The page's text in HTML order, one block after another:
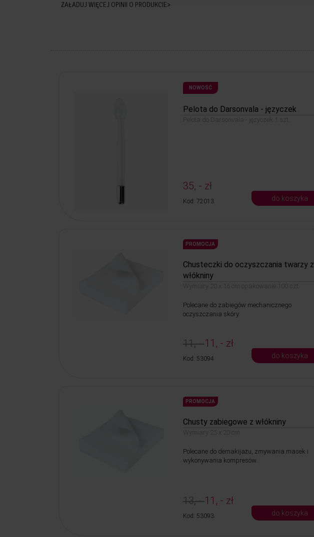
ZAŁADUJ WIĘCEJ OPINII O PRODUKCIE>
NOWOŚĆ
Pelota do Darsonvala - języczek
Pelota do Darsonvala - języczek 1 szt.
35, - zł
Kod: 72013 do koszyka
PROMOCJA
Chusteczki do oczyszczania twarzy z
włókniny
Wymiary 20 x 16 cm opakowanie 100 szt.
Polecane do zabiegów mechanicznego
oczyszczania skóry.
11, -11, - zł
Kod: 53094 do koszyka
PROMOCJA
Chusty zabiegowe z włókniny
Wymiary 25 x 20 cm
Polecane do demakijażu, zmywania masek i
wykonywania kompresów.
13, -11, - zł
Kod: 53093 do koszyka